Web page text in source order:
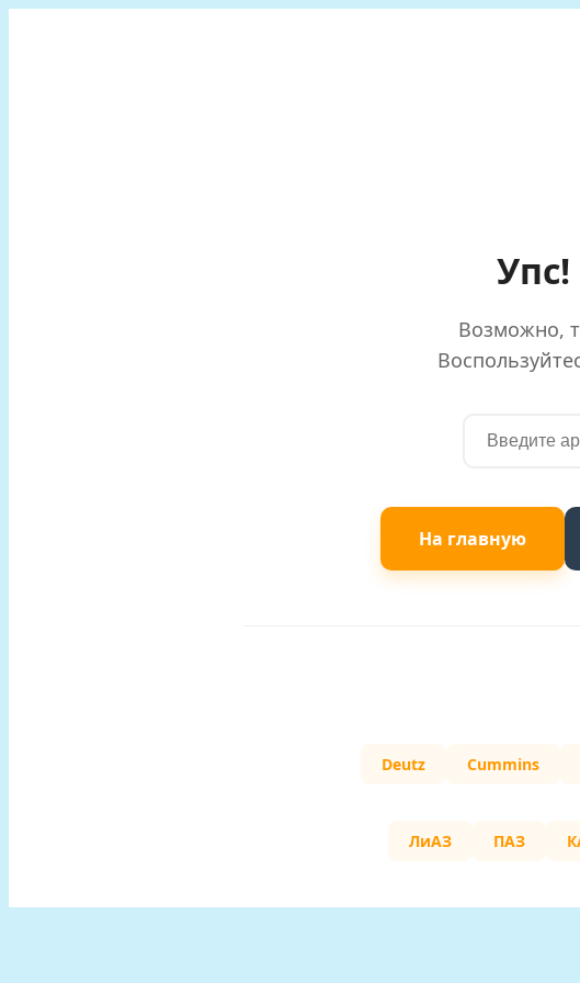
Возможно,
На главную
Deutz Cummins
ЛиАЗ ПАЗ